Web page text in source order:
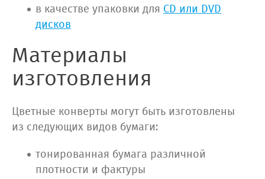
в качестве упаковки для CD или DVD
дисков
Материалы
изготовления
Цветные конверты могут быть изготовлены
из следующих видов бумаги:
тонированная бумага различной
плотности и фактуры